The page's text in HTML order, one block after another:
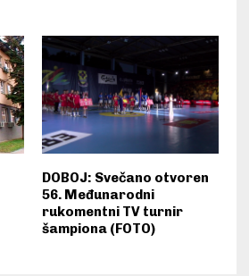
DOBOJ: Svečano otvoren
56. Međunarodni
rukomentni TV turnir
šampiona (FOTO)